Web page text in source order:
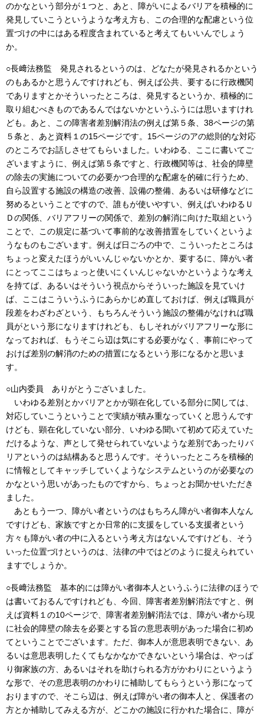
のかなという部分が１つと、あと、障がいによるバリアを積極的に
発見していこうというような考え方も、この合理的な配慮という位
置づけの中にはある程度含まれていると考えてもいいんでしょう
か。
○長﨑法務監 発見されるというのは、どなたが発見されるかという
のもあるかと思うんですけれども、例えば公共、要するに行政機関
でありますとかそういったところは、発見するというか、積極的に
取り組むべきものであるんではないかというふうには思いますけれ
ども。あと、この障害者差別解消法の例えば第５条、38ページの第
５条と、あと資料１の15ページです。15ページのアの総則的な対応
のところでお話しさせてもらいました。いわゆる、ここに書いてご
ざいますように、例えば第５条ですと、行政機関等は、社会的障壁
の除去の実施についての必要かつ合理的な配慮を的確に行うため、
自ら設置する施設の構造の改善、設備の整備、あるいは研修などに
努めるということですので、誰もが使いやすい、例えばいわゆるＵ
Ｄの関係、バリアフリーの関係で、差別の解消に向けた取組という
ことで、この規定に基づいて事前的な改善措置をしていくというよ
うなものもございます。例えば日ごろの中で、こういったところは
ちょっと変えたほうがいいんじゃないかとか、要するに、障がい者
にとってここはちょっと使いにくいんじゃないかというような考え
を持てば、あるいはそういう視点からそういった施設を見ていけ
ば、ここはこういうふうにあらかじめ直しておけば、例えば職員が
段差をわざわざという、もちろんそういう施設の整備がなければ職
員がという形になりますけれども、もしそれがバリアフリーな形に
なっておれば、もうそこら辺は気にする必要がなく、事前にやって
おけば差別の解消のための措置になるという形になるかと思いま
す。
○山内委員 ありがとうございました。
いわゆる差別とかバリアとかが顕在化している部分に関しては、
対応していこうということで実績が積み重なっていくと思うんです
けども、顕在化していない部分、いわゆる聞いて初めて応えていた
だけるような、声として発せられていないような差別であったりバ
リアというのは結構あると思うんです。そういったところを積極的
に情報としてキャッチしていくようなシステムというのが必要なの
かなという思いがあったものですから、ちょっとお聞かせいただき
ました。
あともう一つ、障がい者というのはもちろん障がい者御本人なん
ですけども、家族ですとか日常的に支援をしている支援者という
方々も障がい者の中に入るという考え方はないんですけども、そう
いった位置づけというのは、法律の中ではどのように捉えられてい
ますでしょうか。
○長﨑法務監 基本的には障がい者御本人というふうに法律のほうで
は書いておるんですけれども、今回、障害者差別解消法ですと、例
えば資料１の10ページで、障害者差別解消法では、障がい者から現
に社会的障壁の除去を必要とする旨の意思表明があった場合に初め
てということでございます。ただ、御本人が意思表明できない、あ
るいは意思表明したくてもなかなかできないという場合は、やっぱ
り御家族の方、あるいはそれを助けられる方がかわりにというよう
な形で、その意思表明のかわりに補助してもらうという形になって
おりますので、そこら辺は、例えば障がい者の御本人と、保護者の
方とか補助してみえる方が、どこかの施設に行かれた場合に、障が